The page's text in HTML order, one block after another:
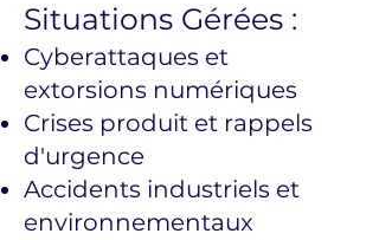
Situations Gérées :
Cyberattaques et
extorsions numériques
Crises produit et rappels
d'urgence
Accidents industriels et
environnementaux